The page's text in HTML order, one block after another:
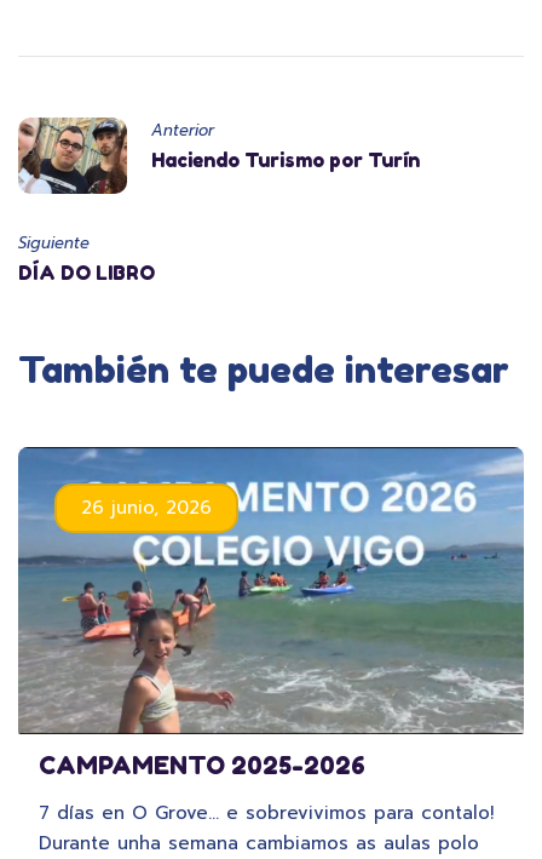
Anterior
Haciendo Turismo por Turín
Siguiente
DÍA DO LIBRO
También te puede interesar
26 junio, 2026
CAMPAMENTO 2025-2026
7 días en O Grove… e sobrevivimos para contalo!
Durante unha semana cambiamos as aulas polo